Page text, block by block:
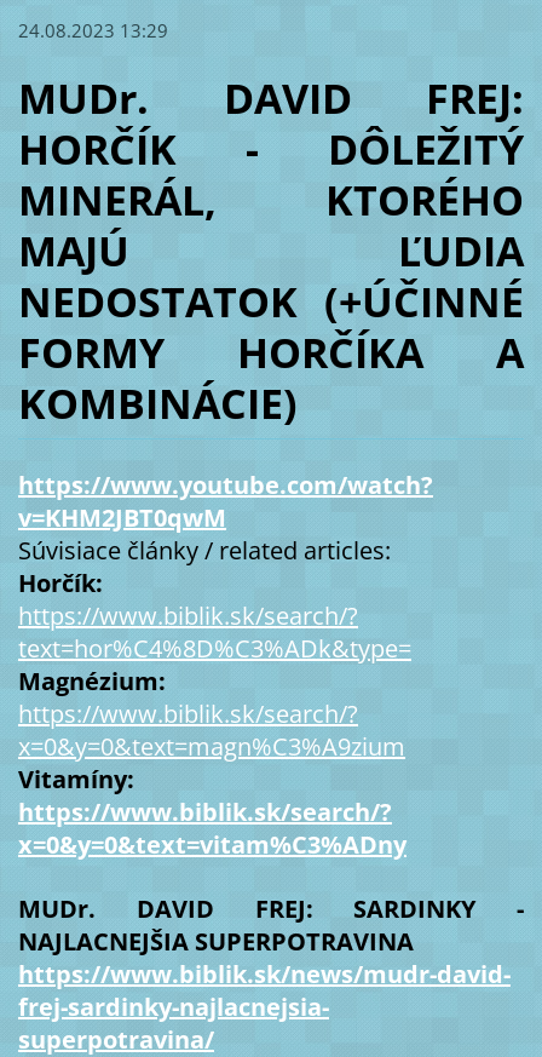
24.08.2023 13:29
MUDr. DAVID FREJ:
HORČÍK - DÔLEŽITÝ
MINERÁL, KTORÉHO
MAJÚ ĽUDIA
NEDOSTATOK (+ÚČINNÉ
FORMY HORČÍKA A
KOMBINÁCIE)
https://www.youtube.com/watch?
v=KHM2JBT0qwM
Súvisiace články / related articles:
Horčík:
https://www.biblik.sk/search/?
text=hor%C4%8D%C3%ADk&type=
Magnézium:
https://www.biblik.sk/search/?
x=0&y=0&text=magn%C3%A9zium
Vitamíny:
https://www.biblik.sk/search/?
x=0&y=0&text=vitam%C3%ADny
MUDr. DAVID FREJ: SARDINKY -
NAJLACNEJŠIA SUPERPOTRAVINA
https://www.biblik.sk/news/mudr-david-
frej-sardinky-najlacnejsia-
superpotravina/